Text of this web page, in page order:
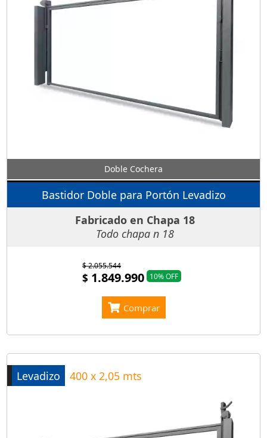
Doble Cochera
Bastidor Doble para Portón Levadizo
Fabricado en Chapa 18
Todo chapa n 18
$ 1.849.990
$ 2.055.544
10% OFF
Comprar
Levadizo 400 x 2,05 mts